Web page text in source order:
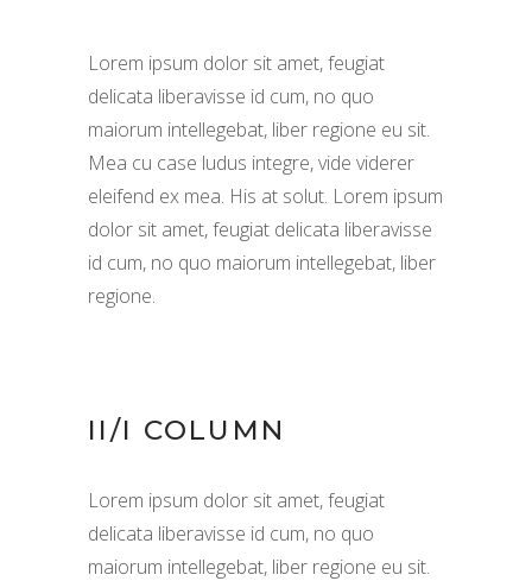
Lorem ipsum dolor sit amet, feugiat
delicata liberavisse id cum, no quo
maiorum intellegebat, liber regione eu sit.
Mea cu case ludus integre, vide viderer
eleifend ex mea. His at solut. Lorem ipsum
dolor sit amet, feugiat delicata liberavisse
id cum, no quo maiorum intellegebat, liber
regione.
II/I COLUMN
Lorem ipsum dolor sit amet, feugiat
delicata liberavisse id cum, no quo
maiorum intellegebat, liber regione eu sit.